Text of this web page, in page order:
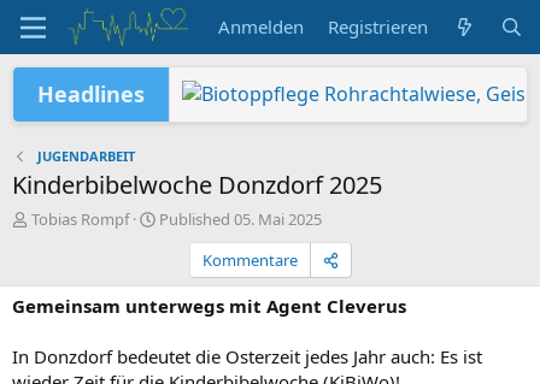
Anmelden Registrieren
Headlines
JUGENDARBEIT
Kinderbibelwoche Donzdorf 2025
A
o
r
Tobias Rompf
P
l
i
e
Published 05. Mai 2025
Kommentare
Gemeinsam unterwegs mit Agent Cleverus
In Donzdorf bedeutet die Osterzeit jedes Jahr auch: Es ist